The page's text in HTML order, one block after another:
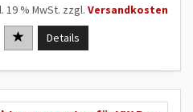
19 % MwSt. zzgl. Versandkosten
Details